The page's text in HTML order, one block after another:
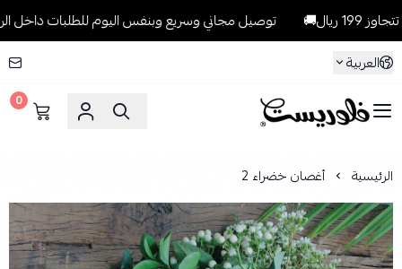
توصيل مجاني وسريع وبنفس اليوم للطلبات داخل الرياض
العربية
فلوريست Florist
0
الرئيسية أغصان خضراء 2